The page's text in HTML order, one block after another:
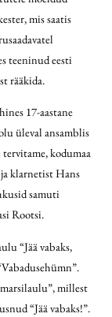
mis saatis
teeninud eesti
rääkida.
17-aastane
üleval ansamblis
kodumaa
klarnetist Hans
samuti
Rootsi.
“Jää vabaks,
millest
“Jää vabaks!”.